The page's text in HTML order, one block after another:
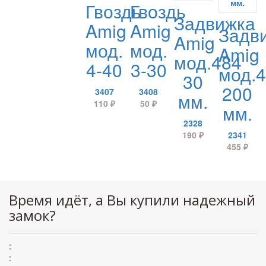
Гвоздь
Amig
мод.
4-40
3407
110 ₽
Гвоздь
Amig
мод.
3-30
3408
50₽
Задвижка
Amig
мод.484
30
мм.
2328
190₽
Amig
200
мм.
2341
455 ₽
Время идёт, а Вы купили надежный
замок?
:
: